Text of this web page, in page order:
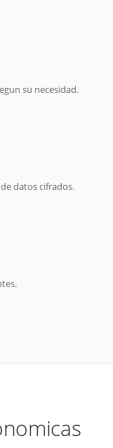
su necesidad.
datos cifrados.